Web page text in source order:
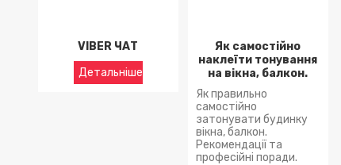
VIBER ЧАТ
Як самостійно
наклеїти тонування
на вікна, балкон.
Як правильно
самостійно
затонувати будинку
вікна, балкон.
Рекомендації та
професійні поради.